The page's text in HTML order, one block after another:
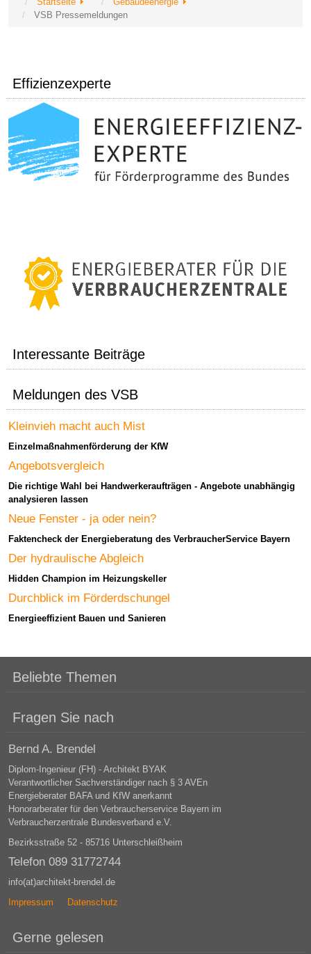
VSB Pressemeldungen
Effizienzexperte
Interessante Beiträge
Meldungen des VSB
Kleinvieh macht auch Mist
Einzelmaßnahmenförderung der KfW
Angebotsvergleich
Die richtige Wahl bei Handwerkeraufträgen - Angebote unabhängig
analysieren lassen
Neue Fenster - ja oder nein?
Faktencheck der Energieberatung des VerbraucherService Bayern
Der hydraulische Abgleich
Hidden Champion im Heizungskeller
Durchblick im Förderdschungel
Energieeffizient Bauen und Sanieren
Beliebte Themen
Fragen Sie nach
Bernd A. Brendel
Diplom-Ingenieur (FH) - Architekt BYAK
Verantwortlicher Sachverständiger nach § 3 AVEn
Energieberater BAFA und KfW anerkannt
Honorarberater für den Verbraucherservice Bayern im
Verbraucherzentrale Bundesverband e.V.
Bezirksstraße 52 - 85716 Unterschleißheim
Telefon 089 31772744
info(at)architekt-brendel.de
Impressum
Datenschutz
Gerne gelesen